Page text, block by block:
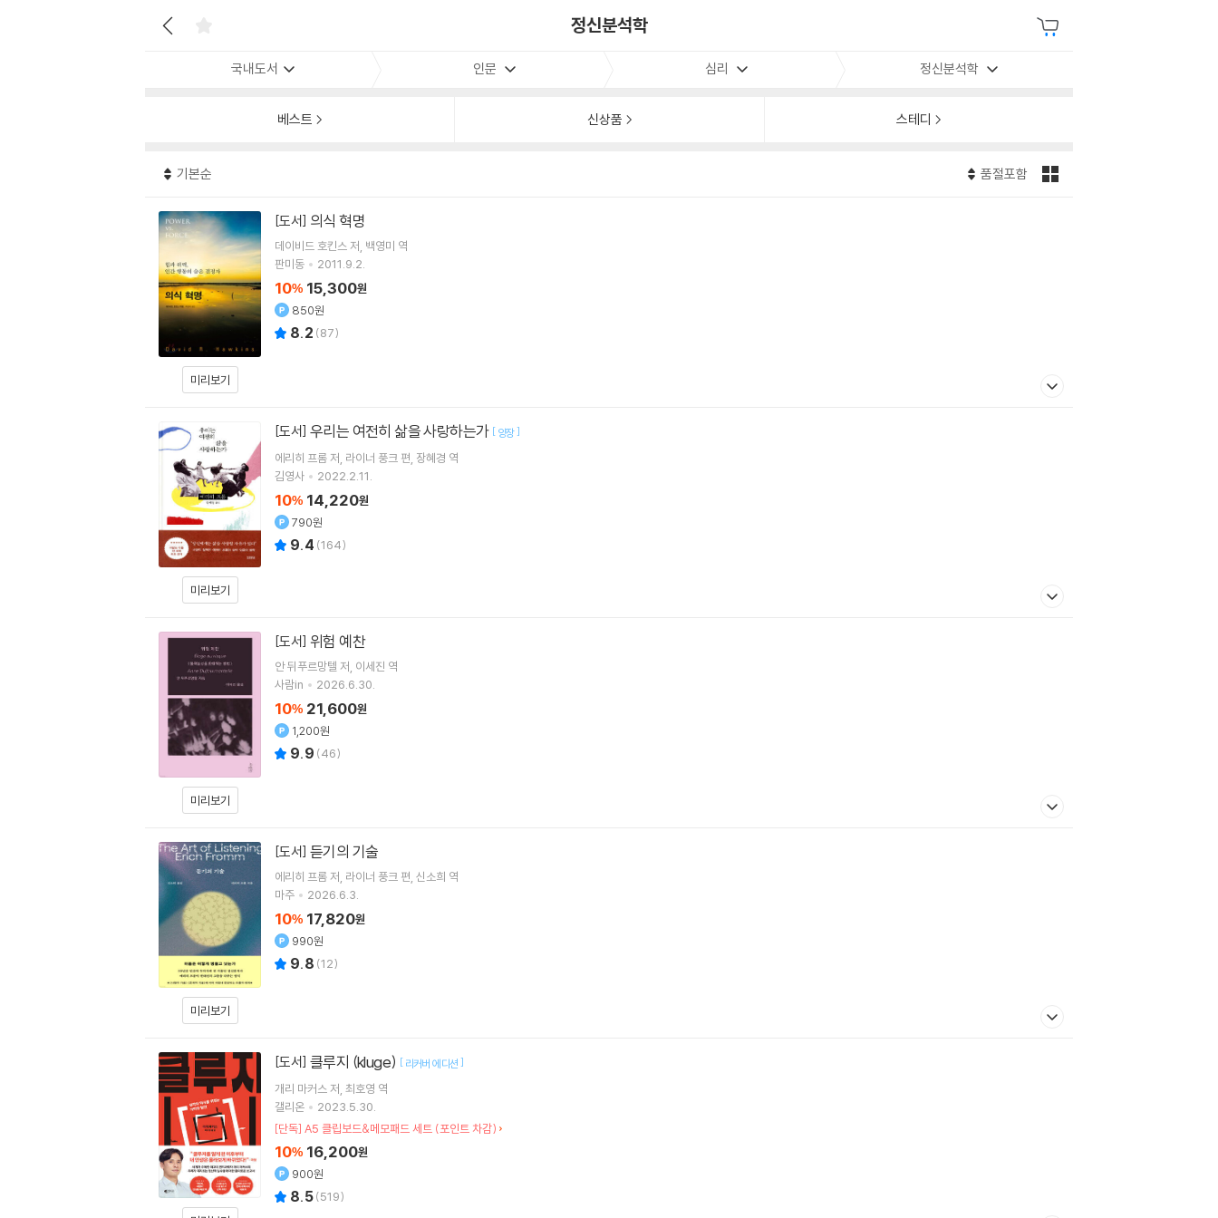
정신분석학
국내도서 인문 심리 정신분석학
베스트 신상품 스테디
기본순 품절포함
미리보기
[도서] 의식 혁명
데이비드 호킨스 저 백영미 역
판미동
2011.9.2.
10% 15,300원
850원
8.2 (87)
미리보기
[도서] 우리는 여전히 삶을 사랑하는가 [ 양장]
에리히 프롬저 라이너 풍크 편 장혜경 역
김영사
2022.2.11.
10% 14,220원
790원
9.4 (164)
미리보기
[도서] 위험 예찬
안 뒤푸르망텔 저 이세진 역
사람in
2026.6.30.
10% 21,600원
1,200원
9.9 (46)
미리보기
[도서] 듣기의 기술
에리히 프롬저 라이너 풍크 편 신소희 역
마주
2026.6.3.
10% 17,820원
990원
9.8 (12)
[도서] 클루지 (kluge) [ 리커버 에디션 ]
개리 마커스 저 최호영 역
갤리온
2023.5.30.
[단독] A5 클립보드&메모패드 세트 (포인트 차감)
10% 16,200원
900원
8.5(519)